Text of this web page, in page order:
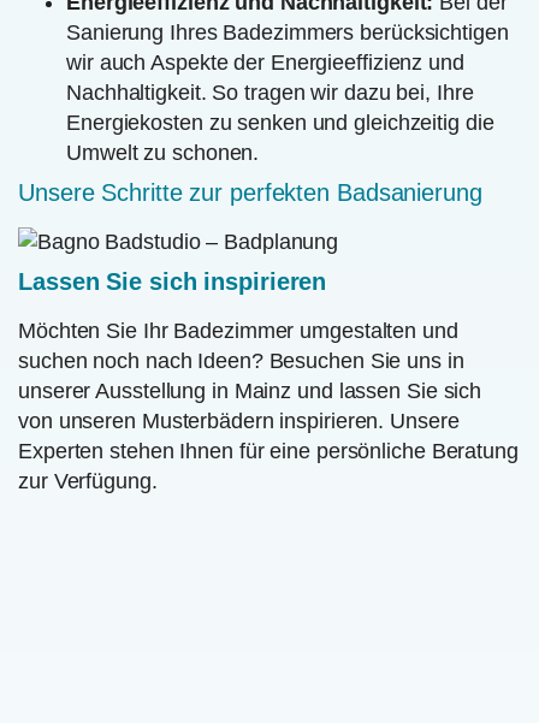
Sanierung Ihres Badezimmers berücksichtigen
wir auch Aspekte der Energieeffizienz und
Nachhaltigkeit. So tragen wir dazu bei, Ihre
Energiekosten zu senken und gleichzeitig die
Umwelt zu schonen.
Unsere Schritte zur perfekten Badsanierung
Lassen Sie sich inspirieren
Möchten Sie Ihr Badezimmer umgestalten und
suchen noch nach Ideen? Besuchen Sie uns in
unserer Ausstellung in Mainz und lassen Sie sich
von unseren Musterbädern inspirieren. Unsere
Experten stehen Ihnen für eine persönliche Beratung
zur Verfügung.